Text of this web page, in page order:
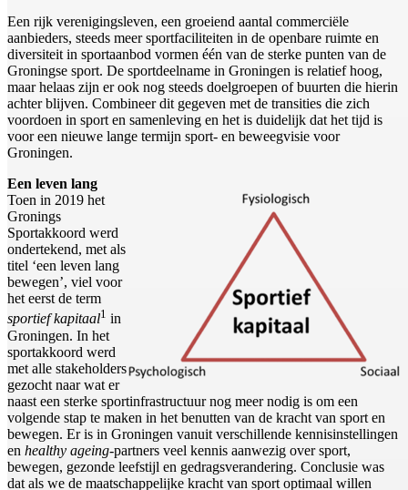
Een rijk verenigingsleven, een groeiend aantal commerciële
aanbieders, steeds meer sportfaciliteiten in de openbare ruimte en
diversiteit in sportaanbod vormen één van de sterke punten van de
Groningse sport. De sportdeelname in Groningen is relatief hoog,
maar helaas zijn er ook nog steeds doelgroepen of buurten die hierin
achter blijven. Combineer dit gegeven met de transities die zich
voordoen in sport en samenleving en het is duidelijk dat het tijd is
voor een nieuwe lange termijn sport- en beweegvisie voor
Groningen.
Een leven lang
Toen in 2019 het
Gronings
Sportakkoord werd
ondertekend, met als
titel ‘een leven lang
bewegen’, viel voor
het eerst de term
sportief kapitaal1 in
Groningen. In het
sportakkoord werd
met alle stakeholders
gezocht naar wat er
naast een sterke sportinfrastructuur nog meer nodig is om een
volgende stap te maken in het benutten van de kracht van sport en
bewegen. Er is in Groningen vanuit verschillende kennisinstellingen
en healthy ageing-partners veel kennis aanwezig over sport,
bewegen, gezonde leefstijl en gedragsverandering. Conclusie was
dat als we de maatschappelijke kracht van sport optimaal willen